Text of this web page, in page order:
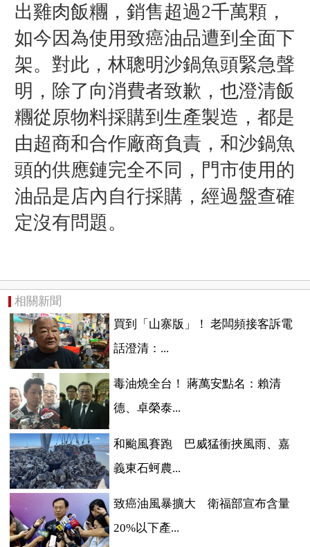
出雞肉飯糰，銷售超過2千萬顆，
如今因為使用致癌油品遭到全面下
架。對此，林聰明沙鍋魚頭緊急聲
明，除了向消費者致歉，也澄清飯
糰從原物料採購到生產製造，都是
由超商和合作廠商負責，和沙鍋魚
頭的供應鏈完全不同，門市使用的
油品是店內自行採購，經過盤查確
定沒有問題。
相關新聞
買到「山寨版」！ 老闆頻接客訴電
話澄清：...
毒油燒全台！ 蔣萬安點名：賴清
德、卓榮泰...
和颱風賽跑 巴威猛衝挾風雨、嘉
義東石蚵農...
致癌油風暴擴大 衛福部宣布含量
20%以下產...